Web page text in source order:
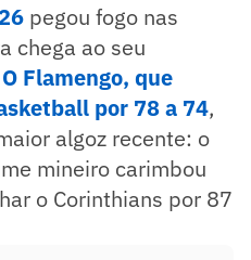
pegou fogo nas
chega ao seu
O Flamengo, que
por 78 a 74,
algoz recente: o
mineiro carimbou
o Corinthians por 87